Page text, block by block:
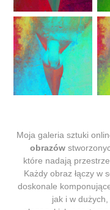
Moja galeria sztuki
obrazów
które nadają
Każdy obraz łączy w
doskonale
jak i w